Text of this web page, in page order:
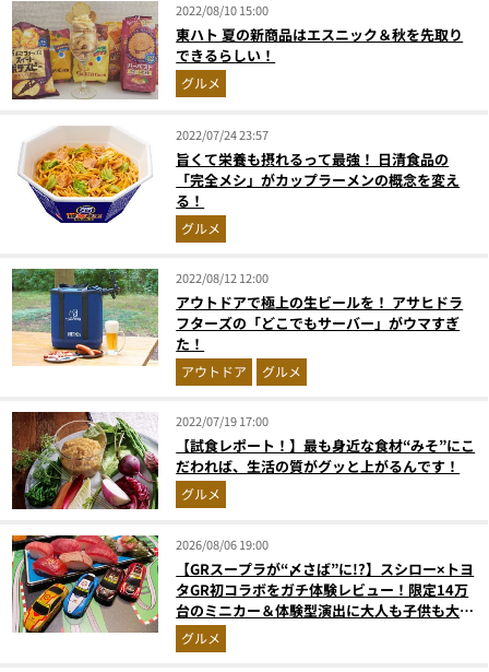
2022/08/10 15:00
東ハト 夏の新商品はエスニック＆秋を先取り
できるらしい！
グルメ
2022/07/24 23:57
旨くて栄養も摂れるって最強！ 日清食品の
「完全メシ」がカップラーメンの概念を変え
る！
グルメ
2022/08/12 12:00
アウトドアで極上の生ビールを！ アサヒドラ
フターズの「どこでもサーバー」がウマすぎ
た！
アウトドア グルメ
2022/07/19 17:00
【試食レポート！】最も身近な食材“みそ”にこ
だわれば、生活の質がグッと上がるんです！
グルメ
2026/08/06 19:00
【GRスープラが“〆さば”に!?】スシロー×トヨ
タGR初コラボをガチ体験レビュー！限定14万
台のミニカー＆体験型演出に大人も子供も大興
奮間違いなし
グルメ